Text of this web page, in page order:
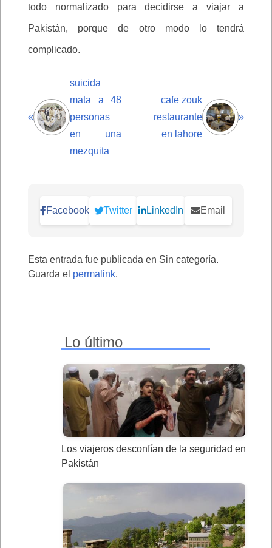
todo normalizado para decidirse a viajar a
Pakistán, porque de otro modo lo tendrá
complicado.
«
suicida
mata a 48
personas
en una
mezquita
cafe zouk
restaurante
en lahore
»
Facebook Twitter LinkedIn Email
Esta entrada fue publicada en Sin categoría.
Guarda el permalink.
Lo último
Los viajeros desconfían de la seguridad en
Pakistán